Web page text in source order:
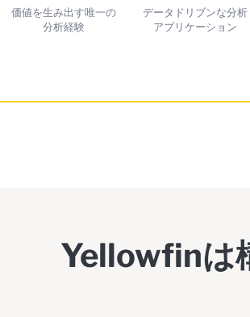
価値を生み出す唯一の
分析経験
データドリブンな分析
アプリケーション
Yellowfinは